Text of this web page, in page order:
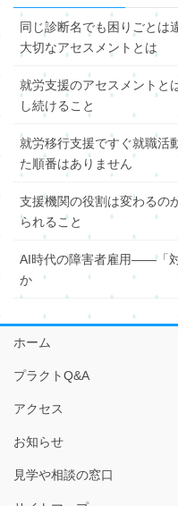
同じ診断名でも困りごとは
大切なアセスメントとは
就労支援のアセスメントと
し続けること
就労移行支援ですぐ就職活
た順番はありません
支援機関の役割は変わる
られること
AI時代の障害者雇用――「
か
ホーム
プラクトQ&A
アクセス
お知らせ
見学や相談の窓口